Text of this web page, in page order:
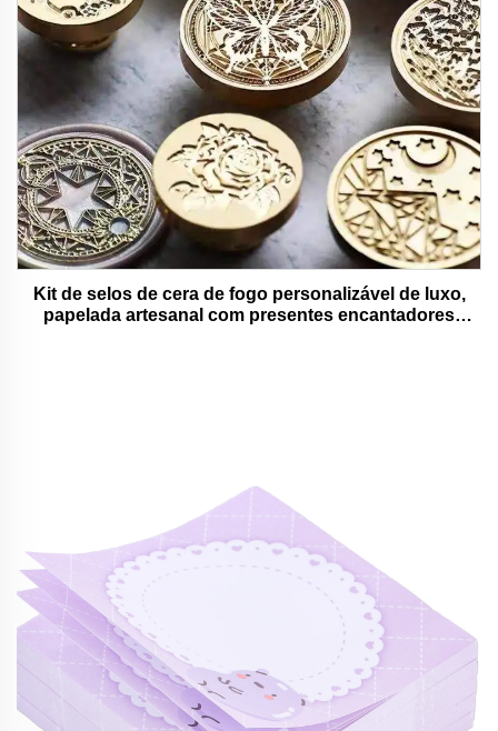
Kit de selos de cera de fogo personalizável de luxo,
papelada artesanal com presentes encantadores